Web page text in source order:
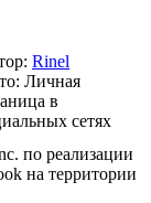
Rinel
Личная
в
сетях
по реализации
на территории